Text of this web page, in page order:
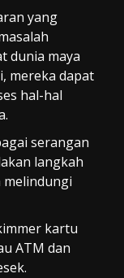
yang
dunia maya
mereka dapat
hal-hal
serangan
langkah
kartu
ATM dan